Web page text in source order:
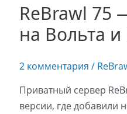
ReBrawl 75
на Вольта
2 комментария /
Приватный сервер
версии, где добавили